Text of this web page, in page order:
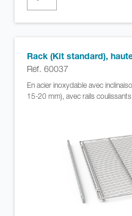
Rack (Kit standard),
Réf. 60037
En acier inoxydable avec
15-20 mm), avec rails